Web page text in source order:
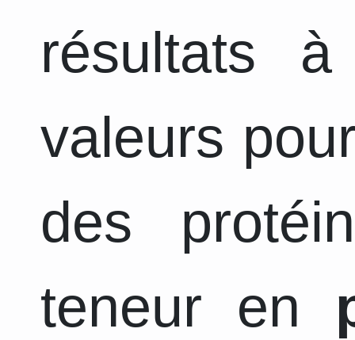
résultats
valeurs
des
teneur en